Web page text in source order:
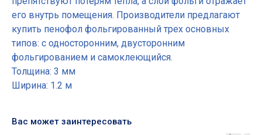
его внутрь помещения. Производители предлагают
купить пенофол фольгированный трех основных
типов: с односторонним, двусторонним
фольгированием и самоклеющийся.
Толщина: 3 мм
Ширина: 1.2 м
Вас может заинтересовать